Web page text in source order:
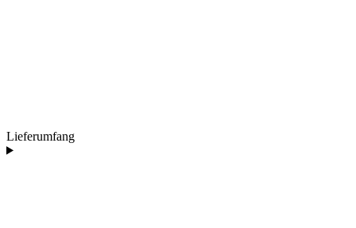
Lieferumfang